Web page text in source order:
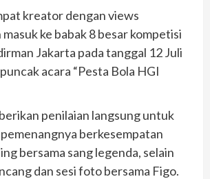
kreator dengan views
ke babak 8 besar kompetisi
Jakarta pada tanggal 12 Juli
acara “Pesta Bola HGI
penilaian langsung untuk
berkesempatan
bersama sang legenda, selain
dan sesi foto bersama Figo.